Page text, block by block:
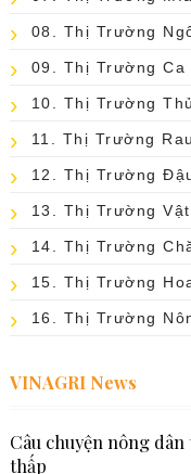
08. Thị Trường
09. Thị Trường Ca
10. Thị Trường
11. Thị Trường
12. Thị Trường
13. Thị Trường
14. Thị Trường
15. Thị Trường
16. Thị Trường
VINAGRI News
Câu chuyện nông
thấp